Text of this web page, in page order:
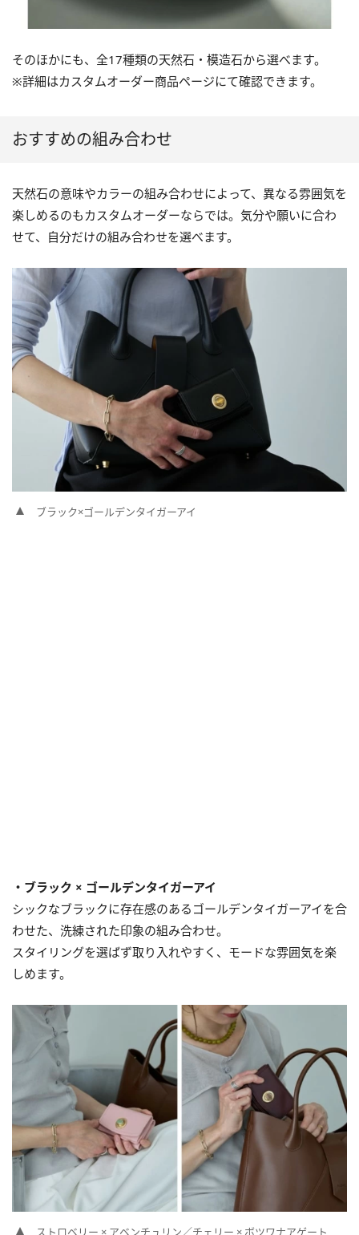
そのほかにも、全17種類の天然石・模造石から選べます。
※詳細はカスタムオーダー商品ページにて確認できます。
おすすめの組み合わせ
天然石の意味やカラーの組み合わせによって、異なる雰囲気を
楽しめるのもカスタムオーダーならでは。気分や願いに合わ
せて、自分だけの組み合わせを選べます。
ブラック×ゴールデンタイガーアイ
・ブラック × ゴールデンタイガーアイ
シックなブラックに存在感のあるゴールデンタイガーアイを合
わせた、洗練された印象の組み合わせ。
スタイリングを選ばず取り入れやすく、モードな雰囲気を楽
しめます。
ストロベリー × アベンチュリン／チェリー × ボツワナアゲート